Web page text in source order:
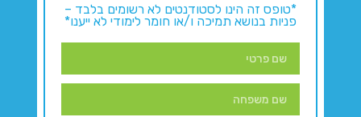
*טופס זה הינו לסטודנטים לא רשומים בלבד –
פניות בנושא תמיכה ו/או חומר לימודי לא ייענו*